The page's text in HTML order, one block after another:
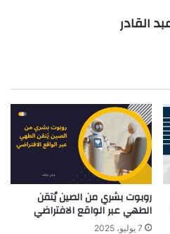
القادر
روبوت بشري من الصين يُتقن
الطهي عبر الواقع الافتراضي
7 يوليو، 2025